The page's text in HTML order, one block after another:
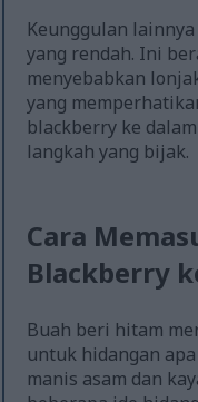
Keunggulan
yang rendah. Ini
menyebabkan
yang
blackberry ke
langkah yang bijak.
Cara
Blackberry
Buah beri hitam
untuk hidangan
manis asam dan